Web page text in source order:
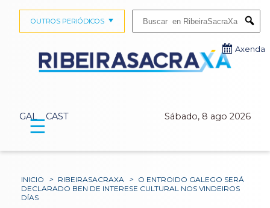
GAL CAST Sábado, 8 ago 2026
OUTROS PERIÓDICOS
Axenda
☰
INICIO > RIBEIRASACRAXA > O ENTROIDO GALEGO SERÁ
DECLARADO BEN DE INTERESE CULTURAL NOS VINDEIROS
DÍAS